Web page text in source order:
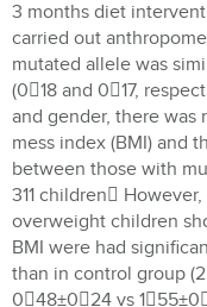
3 months diet
carried out
mutated allele was
(018 and 017,
and gender, there
mess index (BMI) and
between those with
311 children
overweight children
BMI were had
than in control group
048±024 vs